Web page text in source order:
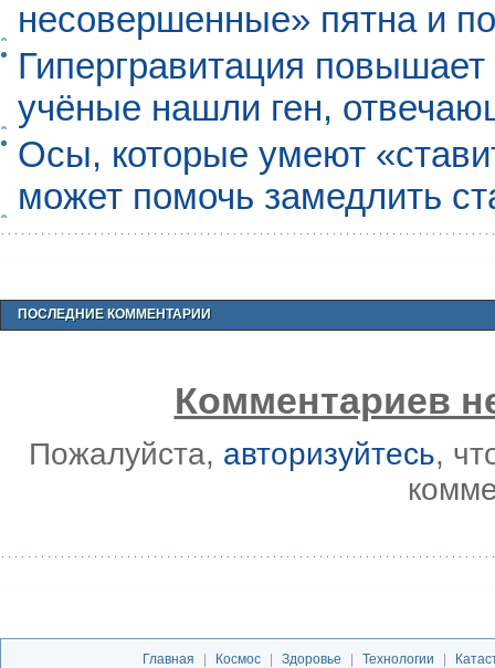
несовершенные» пятна и
Гипергравитация
учёные нашли ген,
Осы, которые умеют
может помочь замедлить
ПОСЛЕДНИЕ КОММЕНТАРИИ
Комментариев
Пожалуйста, авторизуйтесь,
Главная | Космос | Здоровье | Технологии |